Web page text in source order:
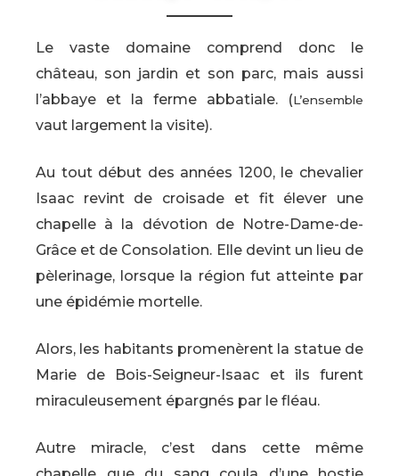
Le vaste domaine comprend donc le
château, son jardin et son parc, mais aussi
l’abbaye et la ferme abbatiale. (L’ensemble
vaut largement la visite).
Au tout début des années 1200, le chevalier
Isaac revint de croisade et fit élever une
chapelle à la dévotion de Notre-Dame-de-
Grâce et de Consolation. Elle devint un lieu de
pèlerinage, lorsque la région fut atteinte par
une épidémie mortelle.
Alors, les habitants promenèrent la statue de
Marie de Bois-Seigneur-Isaac et ils furent
miraculeusement épargnés par le fléau.
Autre miracle, c’est dans cette même